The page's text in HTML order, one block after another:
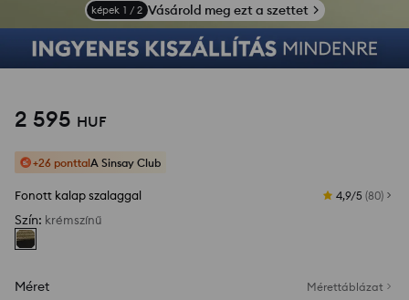
képek 1 / 2 Vásárold meg ezt a szettet
2 595 HUF
+26 ponttalA Sinsay Club
Fonott kalap szalaggal 4,9/5 (80)
Szín: krémszínű
Méret Mérettáblázat